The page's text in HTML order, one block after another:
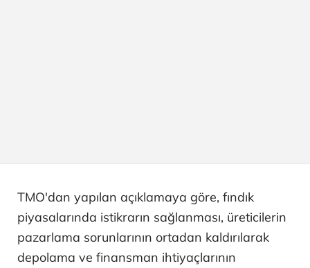
TMO'dan yapılan açıklamaya göre, fındık
piyasalarında istikrarın sağlanması, üreticilerin
pazarlama sorunlarının ortadan kaldırılarak
depolama ve finansman ihtiyaçlarının